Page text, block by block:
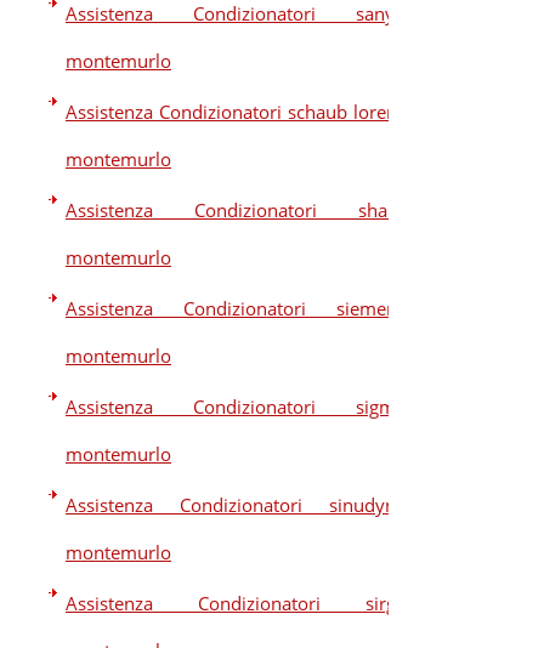
Assistenza Condizionatori sanyo
montemurlo
Assistenza Condizionatori schaub lorenz
montemurlo
Assistenza Condizionatori sharp
montemurlo
Assistenza Condizionatori siemens
montemurlo
Assistenza Condizionatori sigma
montemurlo
Assistenza Condizionatori sinudyne
montemurlo
Assistenza Condizionatori sirge